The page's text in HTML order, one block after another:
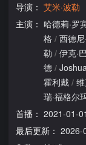
导演： 艾米·波勒
主演： 哈德莉·罗
格 / 西德尼
勒 / 伊克·
德 /
霍利戴 /
瑞·福格尔
首播： 2021-01-01
最后更新： 2026-